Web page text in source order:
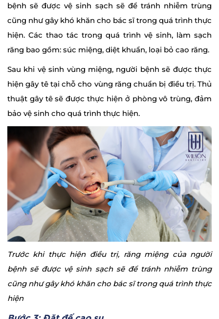
bệnh sẽ được vệ sinh sạch sẽ để tránh nhiễm trùng
cũng như gây khó khăn cho bác sĩ trong quá trình thực
hiện. Các thao tác trong quá trình vệ sinh, làm sạch
răng bao gồm: súc miệng, diệt khuẩn, loại bỏ cao răng.
Sau khi vệ sinh vùng miệng, người bệnh sẽ được thực
hiện gây tê tại chỗ cho vùng răng chuẩn bị điều trị. Thủ
thuật gây tê sẽ được thực hiện ở phòng vô trùng, đảm
bảo vệ sinh cho quá trình thực hiện.
Trước khi thực hiện điều trị, răng miệng của người
bệnh sẽ được vệ sinh sạch sẽ để tránh nhiễm trùng
cũng như gây khó khăn cho bác sĩ trong quá trình thực
hiện